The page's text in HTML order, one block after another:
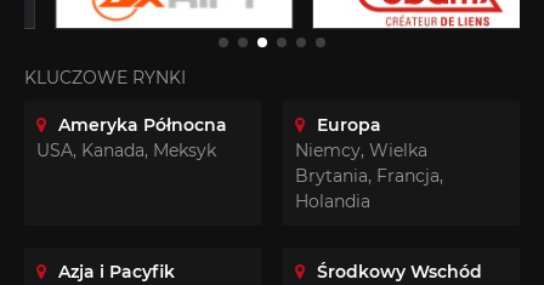
KLUCZOWE RYNKI
Ameryka Północna
USA, Kanada, Meksyk
Europa
Niemcy, Wielka
Brytania, Francja,
Holandia
Azja i Pacyfik
Środkowy Wschód